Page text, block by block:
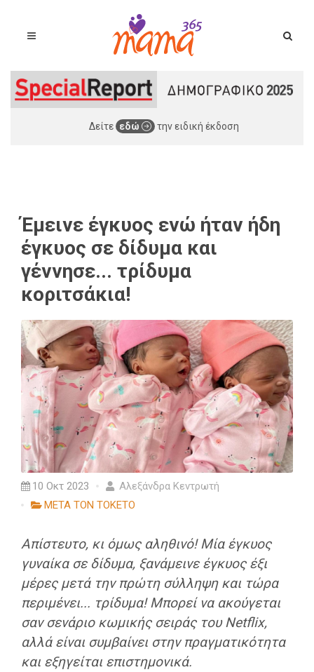
Δείτε εδώ την ειδική έκδοση
Έμεινε έγκυος ενώ ήταν ήδη
έγκυος σε δίδυμα και
γέννησε... τρίδυμα
κοριτσάκια!
10 Οκτ 2023
Αλεξάνδρα Κεντρωτή
ΜΕΤΑ ΤΟΝ ΤΟΚΕΤΟ
Απίστευτο, κι όμως αληθινό! Μία έγκυος
γυναίκα σε δίδυμα, ξανάμεινε έγκυος έξι
μέρες μετά την πρώτη σύλληψη και τώρα
περιμένει... τρίδυμα! Μπορεί να ακούγεται
σαν σενάριο κωμικής σειράς του Netflix,
αλλά είναι συμβαίνει στην πραγματικότητα
και εξηγείται επιστημονικά.